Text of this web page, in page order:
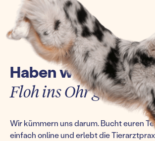
Haben wir euch
Floh ins Ohr gesetzt?
Wir kümmern uns darum. Bucht euren
einfach online und erlebt die